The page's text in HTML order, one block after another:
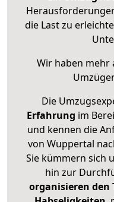
die Last zu
Wir haben mehr
Die
Erfahrung im
und kennen die
von Wuppertal
Sie kümmern sich
hin zur
organisieren den